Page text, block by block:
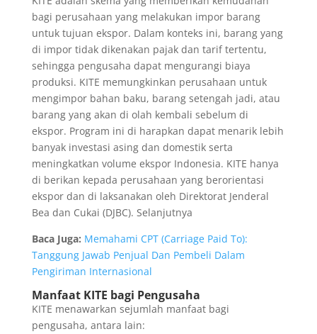
bagi perusahaan yang melakukan impor barang
untuk tujuan ekspor. Dalam konteks ini, barang yang
di impor tidak dikenakan pajak dan tarif tertentu,
sehingga pengusaha dapat mengurangi biaya
produksi. KITE memungkinkan perusahaan untuk
mengimpor bahan baku, barang setengah jadi, atau
barang yang akan di olah kembali sebelum di
ekspor. Program ini di harapkan dapat menarik lebih
banyak investasi asing dan domestik serta
meningkatkan volume ekspor Indonesia. KITE hanya
di berikan kepada perusahaan yang berorientasi
ekspor dan di laksanakan oleh Direktorat Jenderal
Bea dan Cukai (DJBC). Selanjutnya
Baca Juga: Memahami CPT (Carriage Paid To):
Tanggung Jawab Penjual Dan Pembeli Dalam
Pengiriman Internasional
Manfaat KITE bagi Pengusaha
KITE menawarkan sejumlah manfaat bagi
pengusaha, antara lain: